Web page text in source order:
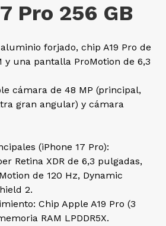
Pro 256 GB
forjado, chip A19 Pro de
y una pantalla ProMotion de 6,3
cámara de 48 MP (principal,
gran angular) y cámara
(iPhone 17 Pro):
Retina XDR de 6,3 pulgadas,
de 120 Hz, Dynamic
2.
Chip Apple A19 Pro (3
RAM LPDDR5X.